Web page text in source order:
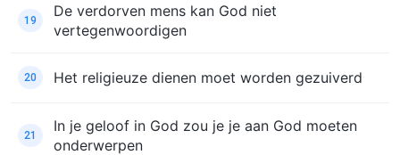
19
De verdorven mens kan God niet
vertegenwoordigen
20 Het religieuze dienen moet worden gezuiverd
21
In je geloof in God zou je je aan God moeten
onderwerpen